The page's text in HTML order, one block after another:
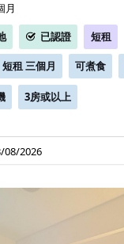
月
已認證 短租
短租 三個月 可煮食
3房或以上
08/2026